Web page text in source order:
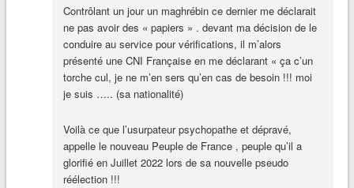
Contrôlant un jour un maghrébin ce dernier me déclarait
ne pas avoir des « papiers » . devant ma décision de le
conduire au service pour vérifications, il m’alors
présenté une CNI Française en me déclarant « ça c’un
torche cul, je ne m’en sers qu’en cas de besoin !!! moi
je suis ….. (sa nationalité)
Voilà ce que l’usurpateur psychopathe et dépravé,
appelle le nouveau Peuple de France , peuple qu’il a
glorifié en Juillet 2022 lors de sa nouvelle pseudo
réélection !!!